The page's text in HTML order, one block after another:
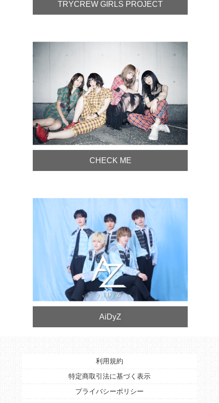
TRYCREW GIRLS PROJECT
CHECK ME
AiDyZ
利用規約
特定商取引法に基づく表示
プライバシーポリシー